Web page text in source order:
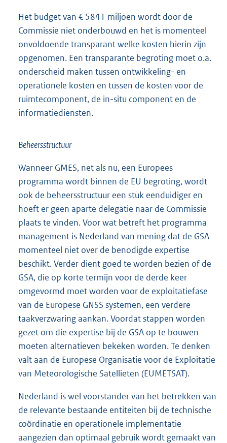
Het budget van € 5841 miljoen wordt door de
Commissie niet onderbouwd en het is momenteel
onvoldoende transparant welke kosten hierin zijn
opgenomen. Een transparante begroting moet o.a.
onderscheid maken tussen ontwikkeling- en
operationele kosten en tussen de kosten voor de
ruimtecomponent, de in-situ component en de
informatiediensten.
Beheersstructuur
Wanneer GMES, net als nu, een Europees
programma wordt binnen de EU begroting, wordt
ook de beheersstructuur een stuk eenduidiger en
hoeft er geen aparte delegatie naar de Commissie
plaats te vinden. Voor wat betreft het programma
management is Nederland van mening dat de GSA
momenteel niet over de benodigde expertise
beschikt. Verder dient goed te worden bezien of de
GSA, die op korte termijn voor de derde keer
omgevormd moet worden voor de exploitatiefase
van de Europese GNSS systemen, een verdere
taakverzwaring aankan. Voordat stappen worden
gezet om die expertise bij de GSA op te bouwen
moeten alternatieven bekeken worden. Te denken
valt aan de Europese Organisatie voor de Exploitatie
van Meteorologische Satellieten (EUMETSAT).
Nederland is wel voorstander van het betrekken van
de relevante bestaande entiteiten bij de technische
coördinatie en operationele implementatie
aangezien dan optimaal gebruik wordt gemaakt van